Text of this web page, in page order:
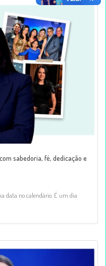
sabedoria, fé, dedicação e
data no calendário. É um dia